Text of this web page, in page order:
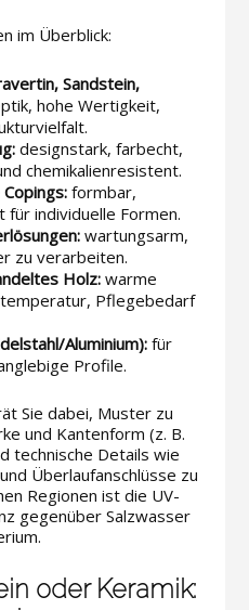
im Überblick:
Sandstein,
hohe Wertigkeit,
designstark, farbecht,
chemikalienresistent.
formbar,
individuelle Formen.
wartungsarm,
zu verarbeiten.
Holz:warme
Pflegebedarf
Aluminium):für
Profile.
Sie dabei, Muster zu
und Kantenform (z. B.
technische Details wie
Überlaufanschlüsse zu
Regionen ist die UV-
gegenüber Salzwasser
oder Keramik: